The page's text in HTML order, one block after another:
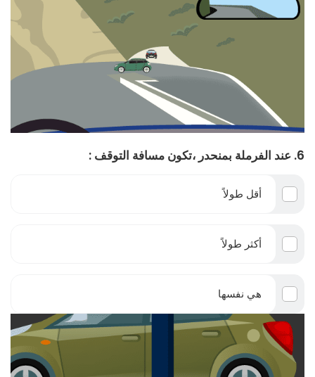
6. عند الفرملة بمنحدر ،تكون مسافة التوقف :
أقل طولاً
أكثر طولاً
هي نفسها